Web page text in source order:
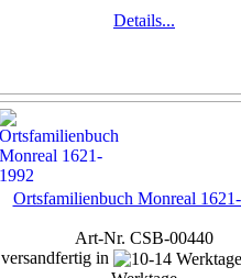
Details...
Ortsfamilienbuch Monreal
Art-Nr. CSB-00440
versandfertig in